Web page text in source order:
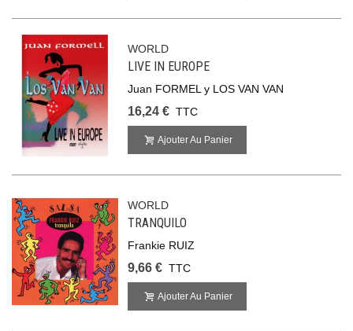
WORLD
LIVE IN EUROPE
Juan FORMEL y LOS VAN VAN
16,24 € TTC
Ajouter Au Panier
WORLD
TRANQUILO
Frankie RUIZ
9,66 € TTC
Ajouter Au Panier